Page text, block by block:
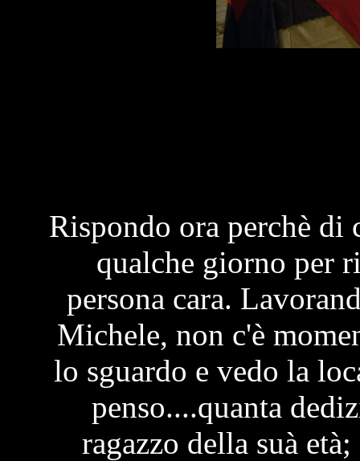
Rispondo ora perchè di
qualche giorno per
persona cara.
Michele, non c'è
lo sguardo e vedo la
penso....quanta
ragazzo della suà